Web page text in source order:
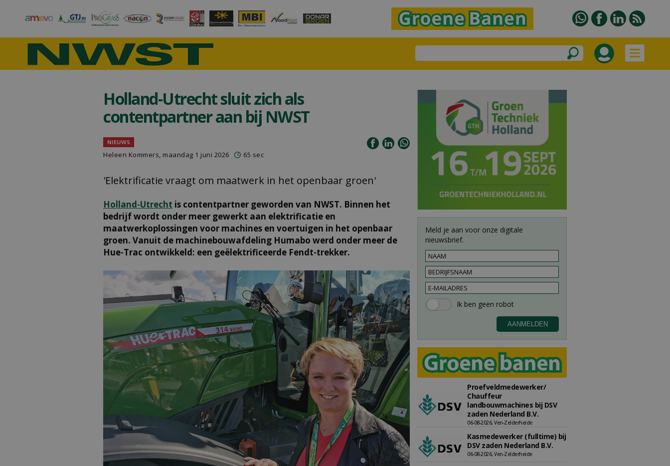
Holland-Utrecht sluit zich als
contentpartner aan bij NWST
NIEUWS
Heleen Kommers, maandag 1 juni 2026 65 sec
'Elektrificatie vraagt om maatwerk in het openbaar groen'
Holland-Utrecht is contentpartner geworden van NWST. Binnen het
bedrijf wordt onder meer gewerkt aan elektrificatie en
maatwerkoplossingen voor machines en voertuigen in het openbaar
groen. Vanuit de machinebouwafdeling Humabo werd onder meer de
Hue-Trac ontwikkeld: een geëlektrificeerde Fendt-trekker.
Meld je aan voor onze digitale
nieuwsbrief.
Proefveldmedewerker/
Chauffeur
landbouwmachines bij DSV
zaden Nederland B.V.
06-08-2026, Ven-Zelderheide
Kasmedewerker (fulltime) bij
DSV zaden Nederland B.V.
06-08-2026, Ven-Zelderheide